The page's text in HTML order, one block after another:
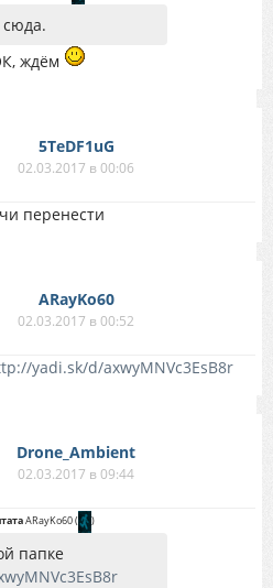
ждём
5TeDF1uG
02.03.2017 в 00:06
перенести
ARayKo60
02.03.2017 в 00:52
yadi.sk/d/axwyMNVc3EsB8r
Drone_Ambient
02.03.2017 в 09:44
ARayKo60( )
папке